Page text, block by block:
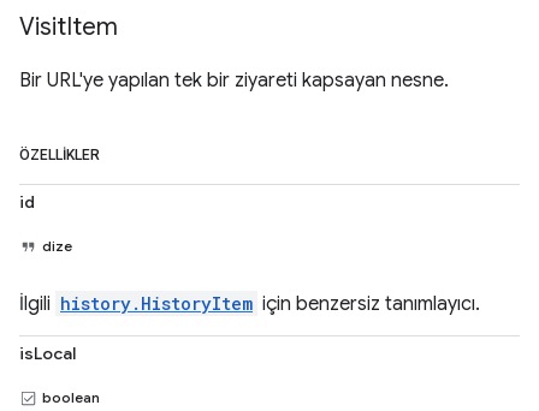
VisitItem
Bir URL'ye yapılan tek bir ziyareti kapsayan nesne.
ÖZELLIKLER
id
dize
İlgili history.HistoryItem için benzersiz tanımlayıcı.
isLocal
boolean